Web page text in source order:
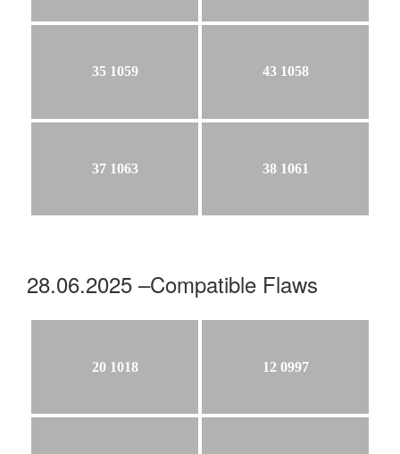
35 1059 43 1058
37 1063 38 1061
28.06.2025 –Compatible Flaws
20 1018 12 0997